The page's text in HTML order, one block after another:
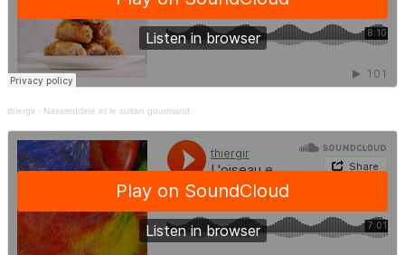
thiergir · Nassreddine et le sultan gourmand